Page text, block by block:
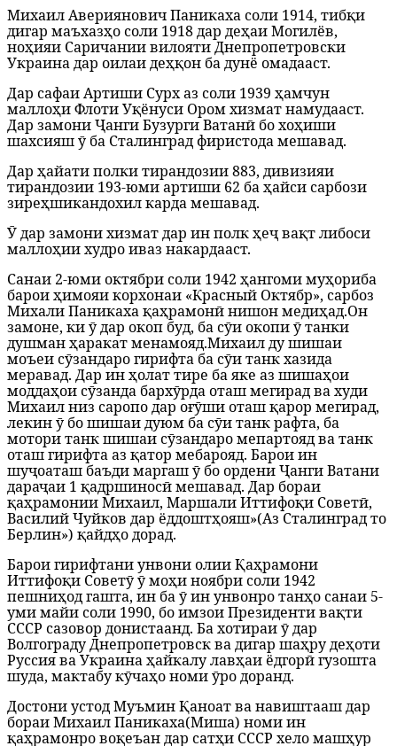
Михаил Авериянович Паникаха соли 1914, тибқи
дигар маъхазҳо соли 1918 дар деҳаи Могилёв,
ноҳияи Саричании вилояти Днепропетровски
Украина дар оилаи деҳқон ба дунё омадааст.
Дар сафаи Артиши Сурх аз соли 1939 ҳамчун
маллоҳи Флоти Уқёнуси Ором хизмат намудааст.
Дар замони Ҷанги Бузурги Ватанӣ бо хоҳиши
шахсияш ӯ ба Сталинград фиристода мешавад.
Дар ҳайати полки тирандозии 883, дивизияи
тирандозии 193-юми артиши 62 ба ҳайси сарбози
зиреҳшикандохил карда мешавад.
Ӯ дар замони хизмат дар ин полк ҳеҷ вақт либоси
маллоҳии худро иваз накардааст.
Санаи 2-юми октябри соли 1942 ҳангоми муҳориба
барои ҳимояи корхонаи «Красный Октябр», сарбоз
Михали Паникаха қаҳрамонӣ нишон медиҳад.Он
замоне, ки ӯ дар окоп буд, ба сӯи окопи ӯ танки
душман ҳаракат менамояд.Михаил ду шишаи
моъеи сӯзандаро гирифта ба сӯи танк хазида
меравад. Дар ин ҳолат тире ба яке аз шишаҳои
моддаҳои сӯзанда бархӯрда оташ мегирад ва худи
Михаил низ саропо дар оғӯши оташ қарор мегирад,
лекин ӯ бо шишаи дуюм ба сӯи танк рафта, ба
мотори танк шишаи сӯзандаро мепартояд ва танк
оташ гирифта аз қатор мебарояд. Барои ин
шуҷоаташ баъди маргаш ӯ бо ордени Ҷанги Ватани
дараҷаи 1 қадршиносӣ мешавад.Дар бораи
қаҳрамонии Михаил, Маршали Иттифоқи Советӣ,
Василий Чуйков дар ёддоштҳояш»(Аз Сталинград то
Берлин») қайдҳо дорад.
Барои гирифтани унвони олии Қаҳрамони
Иттифоқи Советӯ ӯ моҳи ноябри соли 1942
пешниҳод гашта, ин ба ӯ ин унвонро танҳо санаи 5-
уми майи соли 1990, бо имзои Президенти вақти
СССР сазовор донистаанд. Ба хотираи ӯ дар
Волгограду Днепропетровск ва дигар шаҳру деҳоти
Руссия ва Украина ҳайкалу лавҳаи ёдгорӣ гузошта
шуда, мактабу кӯчаҳо номи ӯро доранд.
Достони устод Муъмин Қаноат ва навиштааш дар
бораи Михаил Паникаха(Миша) номи ин
қаҳрамонро воқеъан дар сатҳи СССР хело машҳур